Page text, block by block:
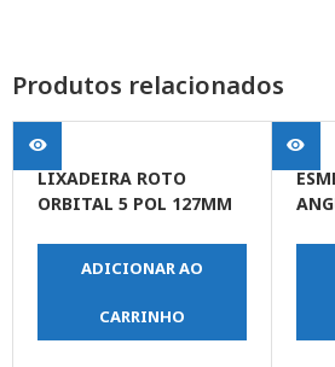
Produtos relacionados
LIXADEIRA ROTO
ORBITAL 5 POL 127MM
ADICIONAR AO
CARRINHO